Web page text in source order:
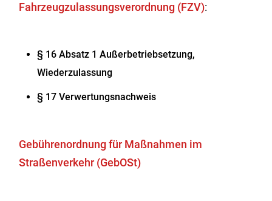
Fahrzeugzulassungsverordnung (FZV):
§ 16 Absatz 1 Außerbetriebsetzung,
Wiederzulassung
§ 17Verwertungsnachweis
Gebührenordnung für Maßnahmen im
Straßenverkehr (GebOSt)